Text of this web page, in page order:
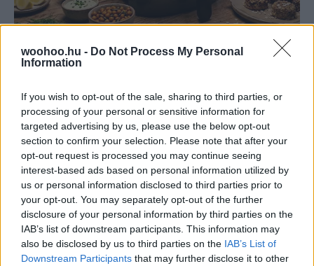
woohoo.hu - Do Not Process My Personal
Information
If you wish to opt-out of the sale, sharing to third parties, or
processing of your personal or sensitive information for
targeted advertising by us, please use the below opt-out
section to confirm your selection. Please note that after your
opt-out request is processed you may continue seeing
interest-based ads based on personal information utilized by
us or personal information disclosed to third parties prior to
your opt-out. You may separately opt-out of the further
disclosure of your personal information by third parties on the
IAB’s list of downstream participants. This information may
also be disclosed by us to third parties on the IAB’s List of
Downstream Participants that may further disclose it to other
macerával
Az air fryer gyors, praktikus és ropogós falatokat
varázsol kevesebb macerával. Mutatunk egyszerű
recepteket, amelyek hétköznap este is könnyen
beleférnek.